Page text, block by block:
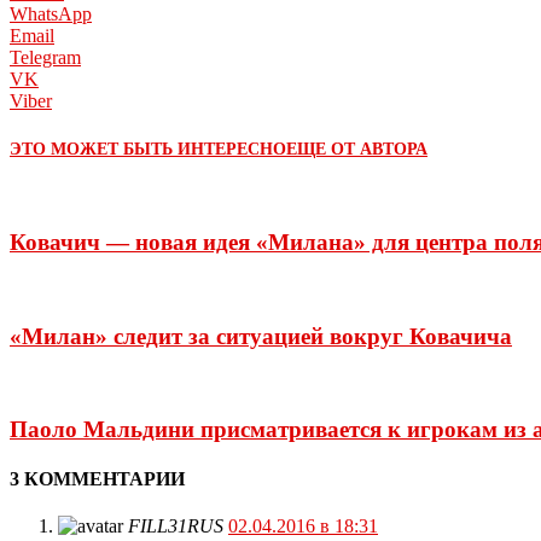
WhatsApp
Email
Telegram
VK
Viber
ЭТО МОЖЕТ БЫТЬ ИНТЕРЕСНОЕЩЕ ОТ АВТОРА
Ковачич — новая идея «Милана» для центра
«Милан» следит за ситуацией вокруг Ковачича
Паоло Мальдини присматривается к игрокам из
3 КОММЕНТАРИИ
FILL31RUS 02.04.2016 в 18:31